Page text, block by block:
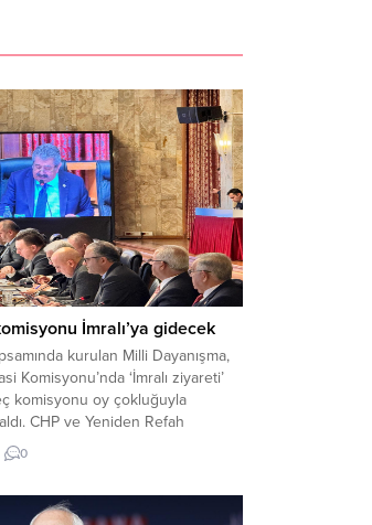
İmralı’ya gidecek
kurulan Milli Dayanışma,
Komisyonu’nda ‘İmralı ziyareti’
komisyonu oy çokluğuyla
CHP ve Yeniden Refah
AK Parti, MHP, DEM Parti,
DSP, HÜDA-PAR,
0